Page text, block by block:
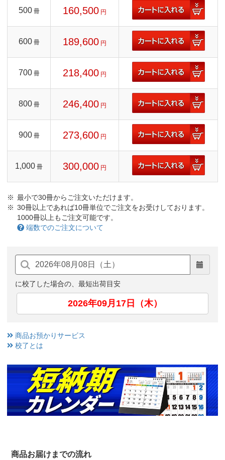
500 冊 160,500 円
600 冊 189,600 円
700 冊 218,400 円
800 冊 246,400 円
900 冊 273,600 円
1,000 冊 300,000 円
最小で30冊からご注文いただけます。
30冊以上であれば10冊単位でご注文をお受けしております。
1000冊以上もご注文可能です。
端数でのご注文について
に校了した場合の、最短出荷目安
2026年09月17日（木）
商品お預かりサービス
校了とは
商品お届けまでの流れ